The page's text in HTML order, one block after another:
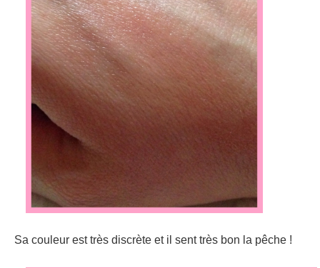
Sa couleur est très discrète et il sent très bon la pêche !